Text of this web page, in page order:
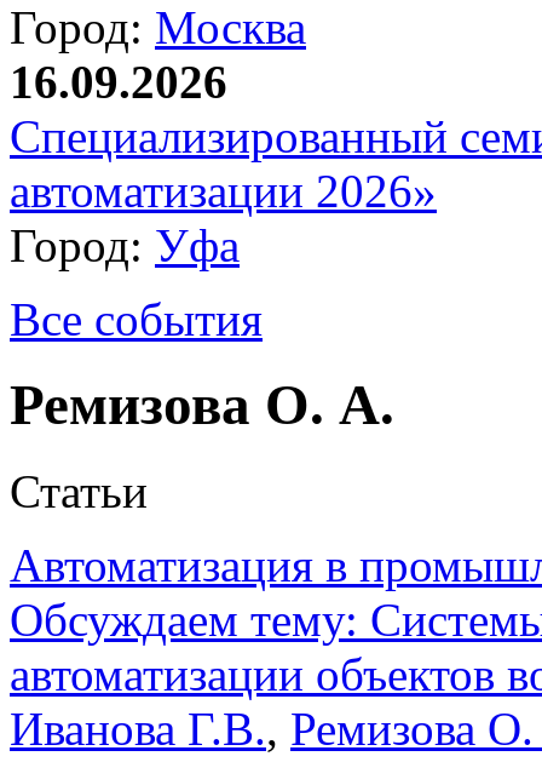
Город: Москва
16.09.2026
Специализированный
автоматизации 2026»
Город: Уфа
Все события
Ремизова О. А.
Статьи
Автоматизация в
Обсуждаем тему:
автоматизации объектов
Иванова Г.В., Ремизова